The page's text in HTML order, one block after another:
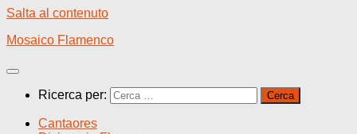
Salta al contenuto
Mosaico Flamenco
Ricerca per:
Cantaores